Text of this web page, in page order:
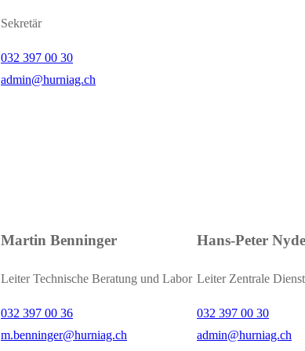
Sekretär
032 397 00 30
admin@hurniag.ch
Martin Benninger
Leiter Technische Beratung und Labor
032 397 00 36
m.benninger@hurniag.ch
Hans-Peter
Leiter Zentrale
032 397 00 30
admin@hurniag.ch